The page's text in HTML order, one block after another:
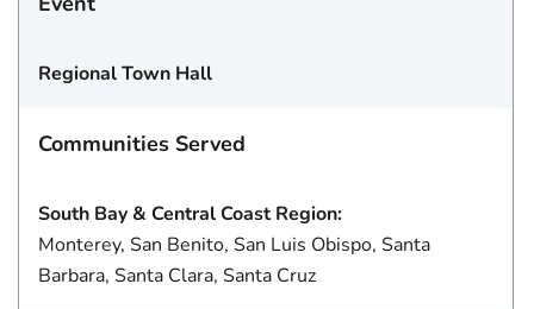
Regional Town Hall
Communities Served
South Bay & Central Coast Region:
Monterey, San Benito, San Luis Obispo, Santa
Barbara, Santa Clara, Santa Cruz